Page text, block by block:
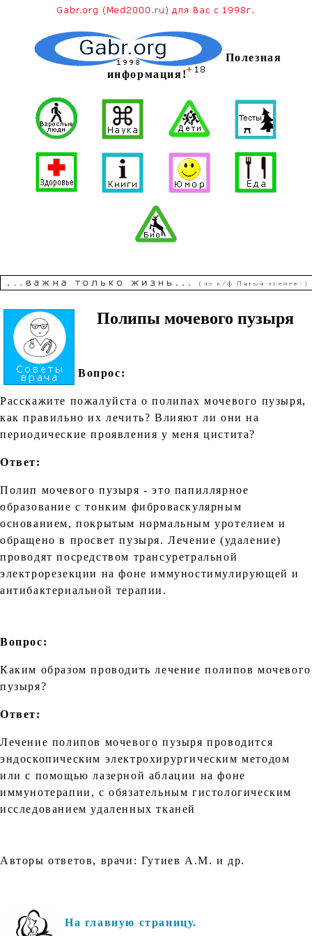
Полезная
информация!
Полипы мочевого пузыря
Вопрос:
Расскажите пожалуйста о полипах мочевого пузыря,
как правильно их лечить? Влияют ли они на
периодические проявления у меня цистита?
Ответ:
Полип мочевого пузыря - это папиллярное
образование с тонким фиброваскулярным
основанием, покрытым нормальным уротелием и
обращено в просвет пузыря. Лечение (удаление)
проводят посредством трансуретральной
электрорезекции на фоне иммуностимулирующей и
антибактериальной терапии.
Вопрос:
Каким образом проводить лечение полипов мочевого
пузыря?
Ответ:
Лечение полипов мочевого пузыря проводится
эндоскопическим электрохирургическим методом
или с помощью лазерной аблации на фоне
иммунотерапии, с обязательным гистологическим
исследованием удаленных тканей
Авторы ответов, врачи: Гутиев А.М. и др.
На главную страницу.